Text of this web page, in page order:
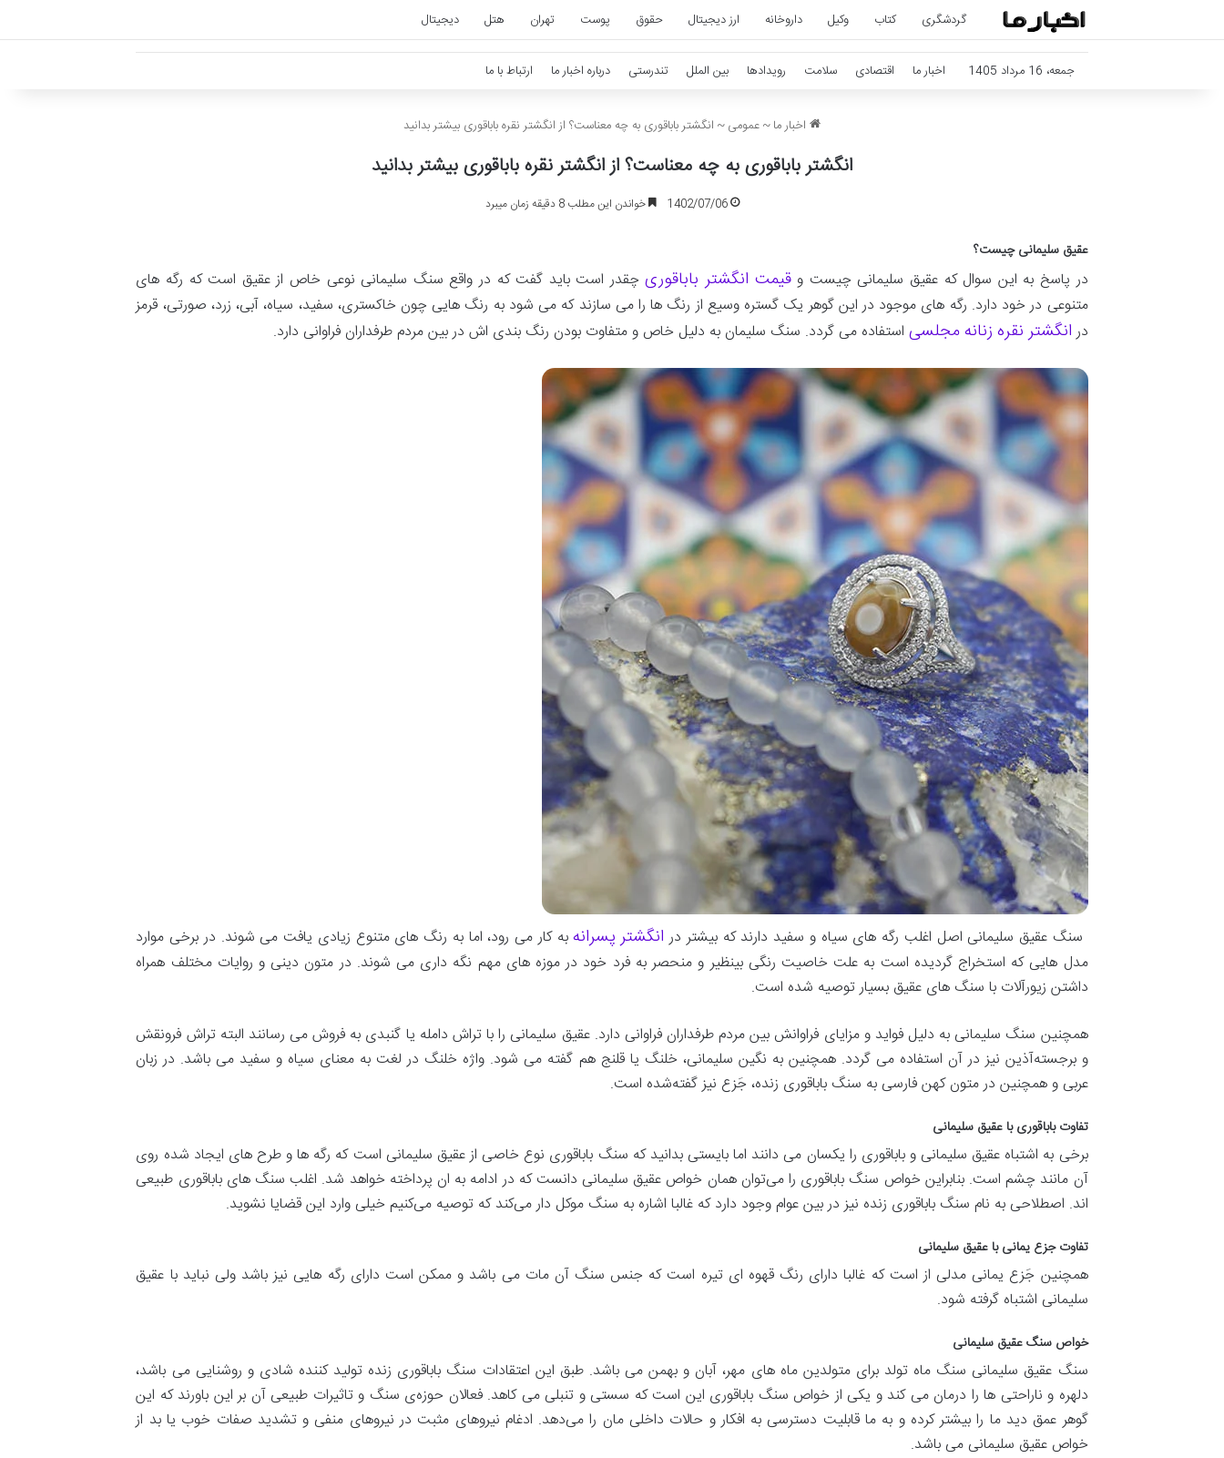
گردشگری کتاب وکیل داروخانه ارز دیجیتال حقوق پوست تهران هتل دیجیتال
جمعه، 16 مرداد 1405 اخبار ما اقتصادی سلامت رویدادها بین الملل تندرستی درباره اخبار ما ارتباط با ما
اخبار ما~عمومی~ انگشتر باباقوری به چه معناست؟ از انگشتر نقره باباقوری بیشتر بدانید
انگشتر باباقوری به چه معناست؟ از انگشتر نقره باباقوری بیشتر بدانید
1402/07/06 خواندن این مطلب 8 دقیقه زمان میبرد
عقیق سلیمانی چیست؟
در پاسخ به این سوال که عقیق سلیمانی چیست وقیمت انگشتر باباقوریچقدر است باید گفت که در واقع سنگ سلیمانی نوعی خاص از عقیق است که رگه های
متنوعی در خود دارد. رگه های موجود در این گوهر یک گستره وسیع از رنگ ها را می سازند که می شود به رنگ هایی چون خاکستری، سفید، سیاه، آبی، زرد، صورتی، قرمز
درانگشتر نقره زنانه مجلسی استفاده می گردد. سنگ سلیمان به دلیل خاص و متفاوت بودن رنگ بندی اش در بین مردم طرفداران فراوانی دارد.
سنگ‌ عقیق سلیمانی اصل اغلب رگه‌ های سیاه و سفید دارند که بیشتر در انگشتر پسرانهبه کار می رود، اما به رنگ های متنوع زیادی یافت می شوند. در برخی موارد
مدل هایی که استخراج گردیده است به علت خاصیت رنگی بینظیر و منحصر به فرد خود در موزه های مهم نگه داری می شوند. در متون دینی و روایات مختلف همراه
داشتن زیورآلات با سنگ‌ های عقیق بسیار توصیه شده است.
همچنین سنگ سلیمانی به‌ دلیل فواید و مزایای فراوانش بین مردم طرفداران فراوانی دارد. عقیق سلیمانی را با تراش دامله یا گنبدی به فروش می رسانند البته تراش فرونقش
و برجسته‌آذین نیز در آن استفاده می‌ گردد. همچنین به نگین سلیمانی، خلنگ یا قلنج هم گفته‌ می شود. واژه خلنگ در لغت به معنای سیاه‌ و سفید می باشد. در زبان
عربی و همچنین در متون کهن فارسی به سنگ باباقوری زنده، جَزع نیز گفته‌شده است.
تفاوت باباقوری با عقیق سلیمانی
برخی به اشتباه عقیق سلیمانی و باباقوری را یکسان می دانند اما بایستی بدانید که سنگ باباقوری نوع خاصی از عقیق سلیمانی است که رگه ها و طرح های ایجاد شده روی
آن مانند چشم است. بنابراین خواص سنگ باباقوری را می‌توان همان خواص عقیق سلیمانی دانست که در ادامه به ان پرداخته خواهد شد. اغلب سنگ‌ های باباقوری طبیعی
اند. اصطلاحی به نام سنگ باباقوری زنده نیز در بین عوام وجود دارد که غالبا اشاره به سنگ موکل دار می‌کند که توصیه می‌کنیم خیلی وارد این قضایا نشوید.
تفاوت جزع یمانی با عقیق سلیمانی
همچنین جَزع یمانی مدلی از است که غالبا دارای رنگ قهوه ای تیره است که جنس سنگ آن مات می باشد و ممکن است دارای رگه هایی نیز باشد ولی نباید با عقیق
سلیمانی اشتباه گرفته شود.
خواص سنگ عقیق سلیمانی
سنگ عقیق سلیمانی سنگ ماه تولد برای متولدین ماه‌ های مهر، آبان و بهمن می باشد. طبق این اعتقادات سنگ باباقوری زنده تولید کننده شادی و روشنایی می باشد،
دلهره و ناراحتی ها را درمان می کند و یکی از خواص سنگ باباقوری این است که سستی و تنبلی می کاهد. فعالان حوزه‌ی سنگ‌ و تاثیرات طبیعی آن بر این باورند که این
گوهر عمق دید ما را بیشتر کرده و به ما قابلیت دسترسی به افکار و حالات داخلی مان را می‌دهد. ادغام نیروهای مثبت در نیروهای منفی و تشدید صفات خوب یا بد از
خواص عقیق سلیمانی می باشد.